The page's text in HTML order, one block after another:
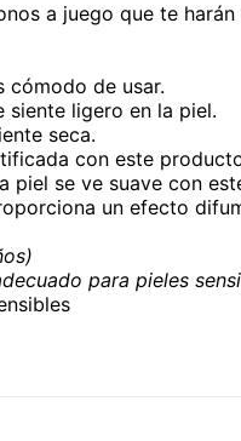
a juego que te
cómodo de usar.
siente ligero en la piel.
seca.
con este
piel se ve suave con
un efecto
para pieles